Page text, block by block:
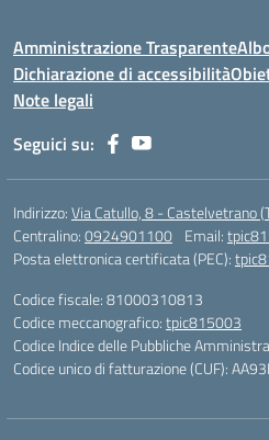
Amministrazione Trasparente
Dichiarazione di accessibilità
Note legali
Seguici su:
Indirizzo:Via Catullo, 8 - Castelvetrano
Centralino:0924901100 Email:
Posta elettronica certificata (PEC):
Codice fiscale: 81000310813
Codice meccanografico:tpic815003
Codice Indice delle Pubbliche
Codice unico di fatturazione (CUF):